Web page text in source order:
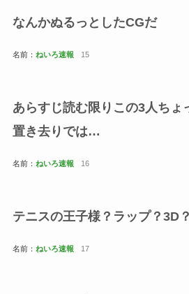
なんかぬるっとしたCGだ
名前： ねいろ速報 15
あらすじ読む限りこの3人ちょ
置き去りでは…
名前： ねいろ速報 16
テニスの王子様？ラップ？3D
名前： ねいろ速報 17